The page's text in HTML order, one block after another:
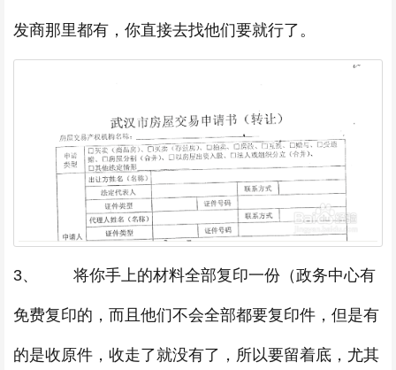
发商那里都有，你直接去找他们要就行了。
3、 将你手上的材料全部复印一份（政务中心有
免费复印的，而且他们不会全部都要复印件，但是有
的是收原件，收走了就没有了，所以要留着底，尤其